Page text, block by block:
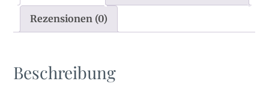
Rezensionen (0)
Beschreibung